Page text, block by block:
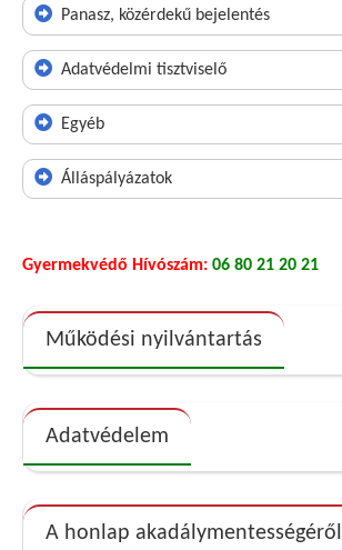
Panasz, közérdekű bejelentés
Adatvédelmi tisztviselő
Egyéb
Álláspályázatok
Gyermekvédő Hívószám: 06 80 21 20 21
Működési nyilvántartás
Adatvédelem
A honlap akadálymentességéről